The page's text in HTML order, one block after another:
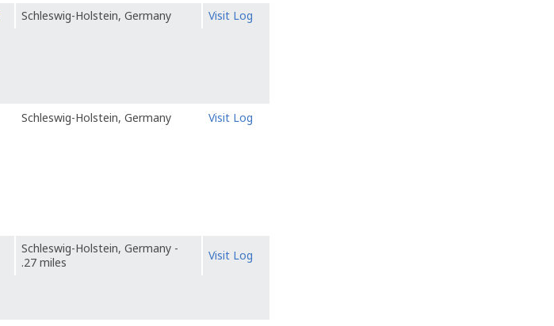
Schleswig-Holstein, Germany Visit Log
Schleswig-Holstein, Germany Visit Log
Schleswig-Holstein, Germany -
.27 miles
Visit Log